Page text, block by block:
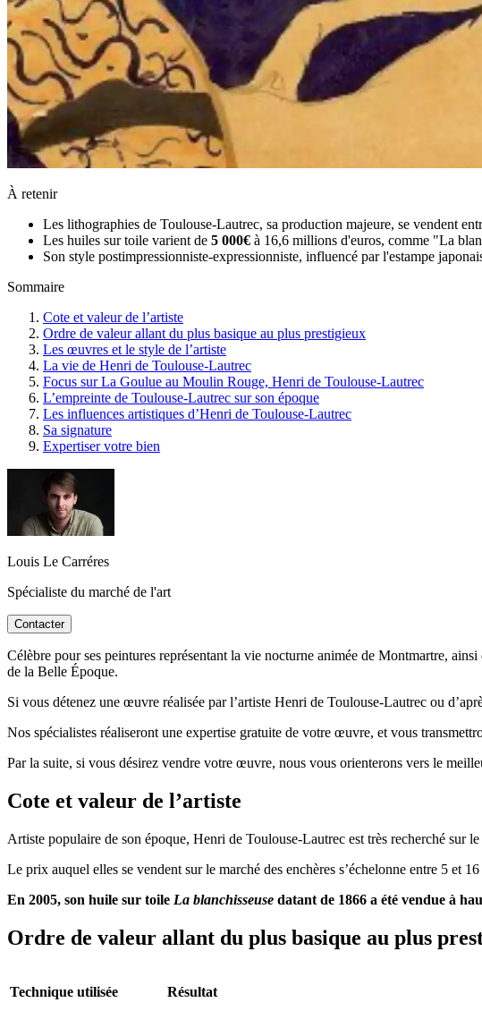
À retenir
Les lithographies de Toulouse-Lautrec, sa production majeure, se vendent
Les huiles sur toile varient de 5 000€ à 16,6 millions d'euros, comme "La
Son style postimpressionniste-expressionniste, influencé par l'estampe
Sommaire
Cote et valeur de l’artiste
Ordre de valeur allant du plus basique au plus prestigieux
Les œuvres et le style de l’artiste
La vie de Henri de Toulouse-Lautrec
Focus sur La Goulue au Moulin Rouge, Henri de Toulouse-Lautrec
L’empreinte de Toulouse-Lautrec sur son époque
Les influences artistiques d’Henri de Toulouse-Lautrec
Sa signature
Expertiser votre bien
Louis Le Carréres
Spécialiste du marché de l'art
Contacter
Célèbre pour ses peintures représentant la vie nocturne animée de Montmartre,
de la Belle Époque.
Si vous détenez une œuvre réalisée par l’artiste Henri de Toulouse-Lautrec ou
Nos spécialistes réaliseront une expertise gratuite de votre œuvre, et vous
Par la suite, si vous désirez vendre votre œuvre, nous vous orienterons vers le
Cote et valeur de l’artiste
Artiste populaire de son époque, Henri de Toulouse-Lautrec est très recherché sur
Le prix auquel elles se vendent sur le marché des enchères s’échelonne entre 5 et
En 2005, son huile sur toile La blanchisseuse datant de 1866 a été vendue à
Ordre de valeur allant du plus basique au plus
Technique utilisée Résultat